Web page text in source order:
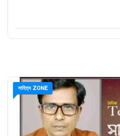
সাহিত্য ZONE